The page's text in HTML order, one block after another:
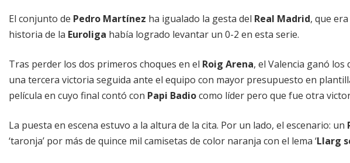
El conjunto de Pedro Martínez ha igualado la gesta del Real Madrid, que
historia de la Euroliga había logrado levantar un 0-2 en esta serie.
Tras perder los dos primeros choques en el Roig Arena, el Valencia ganó los
una tercera victoria seguida ante el equipo con mayor presupuesto en
película en cuyo final contó con Papi Badiocomo líder pero que fue otra
La puesta en escena estuvo a la altura de la cita. Por un lado, el escenario: un
‘taronja’ por más de quince mil camisetas de color naranja con el lema ‘Llarg